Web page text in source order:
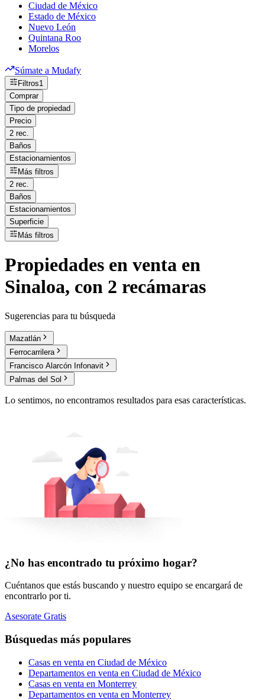
Ciudad de México
Estado de México
Nuevo León
Quintana Roo
Morelos
Súmate a Mudafy
Filtros1
Comprar
Tipo de propiedad
Precio
2 rec.
Baños
Estacionamientos
Más filtros
2 rec.
Baños
Estacionamientos
Superficie
Más filtros
Propiedades en venta en
Sinaloa, con 2 recámaras
Sugerencias para tu búsqueda
Mazatlán
Ferrocarrilera
Francisco Alarcón Infonavit
Palmas del Sol
Lo sentimos, no encontramos resultados para esas características.
¿No has encontrado tu próximo hogar?
Cuéntanos que estás buscando y nuestro equipo se encargará de
encontrarlo por ti.
Asesorate Gratis
Búsquedas más populares
Casas en venta en Ciudad de México
Departamentos en venta en Ciudad de México
Casas en venta en Monterrey
Departamentos en venta en Monterrey